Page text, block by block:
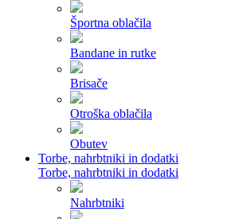
Športna oblačila
Bandane in rutke
Brisače
Otroška oblačila
Obutev
Torbe, nahrbtniki in dodatki
Torbe, nahrbtniki in dodatki
Nahrbtniki